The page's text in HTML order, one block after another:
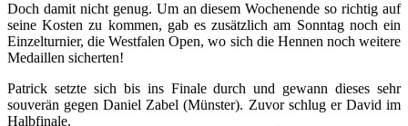
Doch damit nicht genug. Um an diesem Wochenende so richtig auf
seine Kosten zu kommen, gab es zusätzlich am Sonntag noch ein
Einzelturnier, die Westfalen Open, wo sich die Hennen noch weitere
Medaillen sicherten!
Patrick setzte sich bis ins Finale durch und gewann dieses sehr
souverän gegen Daniel Zabel (Münster). Zuvor schlug er David im
Halbfinale.